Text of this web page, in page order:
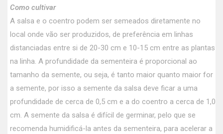
Como cultivar
A salsa e o coentro podem ser semeados diretamente no
local onde vão ser produzidos, de preferência em linhas
distanciadas entre si de 20-30 cm e 10-15 cm entre as plantas
na linha. A profundidade da sementeira é proporcional ao
tamanho da semente, ou seja, é tanto maior quanto maior for
a semente, por isso a semente da salsa deve ficar a uma
profundidade de cerca de 0,5 cm e a do coentro a cerca de 1,0
cm. A semente da salsa é difícil de germinar, pelo que se
recomenda humidificá-la antes da sementeira, para acelerar a